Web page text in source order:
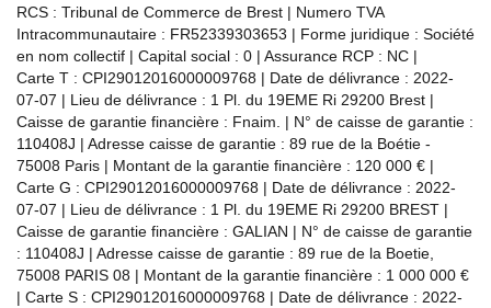
RCS : Tribunal de Commerce de Brest | Numero TVA
Intracommunautaire : FR52339303653 | Forme juridique : Société
en nom collectif | Capital social : 0 | Assurance RCP : NC |
Carte T : CPI29012016000009768 | Date de délivrance : 2022-
07-07 | Lieu de délivrance : 1 Pl. du 19EME Ri 29200 Brest |
Caisse de garantie financière : Fnaim. | N° de caisse de garantie :
110408J | Adresse caisse de garantie : 89 rue de la Boétie -
75008 Paris | Montant de la garantie financière : 120 000 € |
Carte G : CPI29012016000009768 | Date de délivrance : 2022-
07-07 | Lieu de délivrance : 1 Pl. du 19EME Ri 29200 BREST |
Caisse de garantie financière : GALIAN | N° de caisse de garantie
: 110408J | Adresse caisse de garantie : 89 rue de la Boetie,
75008 PARIS 08 | Montant de la garantie financière : 1 000 000 €
| Carte S : CPI29012016000009768 | Date de délivrance : 2022-